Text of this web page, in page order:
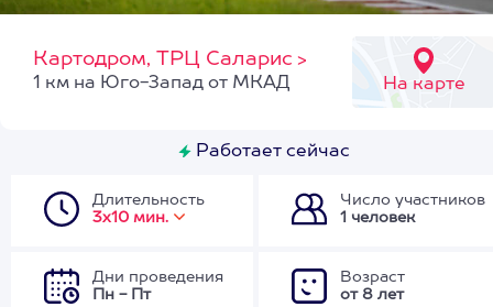
Картодром, ТРЦ Саларис >
На карте
1 км на Юго-Запад от МКАД
Работает сейчас
Длительность
3х10 мин.
Число участников
1 человек
Дни проведения
Пн - Пт
Возраст
от 8 лет